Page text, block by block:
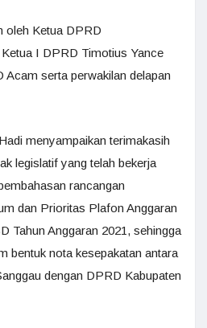
oleh Ketua DPRD
I DPRD Timotius Yance
Acam serta perwakilan delapan
menyampaikan terimakasih
legislatif yang telah bekerja
rancangan
dan Prioritas Plafon Anggaran
Tahun Anggaran 2021, sehingga
bentuk nota kesepakatan antara
dengan DPRD Kabupaten